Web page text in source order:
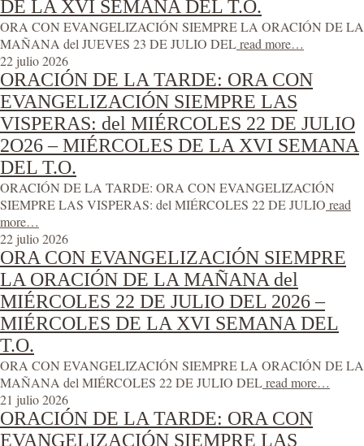
DE LA XVI SEMANA DEL T.O.
ORA CON EVANGELIZACIÓN SIEMPRE LA ORACIÓN DE LA
MAÑANA del JUEVES 23 DE JULIO DELread more…
22 julio 2026
ORACIÓN DE LA TARDE: ORA CON
EVANGELIZACIÓN SIEMPRE LAS
VISPERAS: del MIÉRCOLES 22 DE JULIO
2O26 – MIÉRCOLES DE LA XVI SEMANA
DEL T.O.
ORACIÓN DE LA TARDE: ORA CON EVANGELIZACIÓN
SIEMPRE LAS VISPERAS: del MIÉRCOLES 22 DE JULIO read
more…
22 julio 2026
ORA CON EVANGELIZACIÓN SIEMPRE
LA ORACIÓN DE LA MAÑANA del
MIÉRCOLES 22 DE JULIO DEL 2026 –
MIÉRCOLES DE LA XVI SEMANA DEL
T.O.
ORA CON EVANGELIZACIÓN SIEMPRE LA ORACIÓN DE LA
MAÑANA del MIÉRCOLES 22 DE JULIO DELread more…
21 julio 2026
ORACIÓN DE LA TARDE: ORA CON
EVANGELIZACIÓN SIEMPRE LAS